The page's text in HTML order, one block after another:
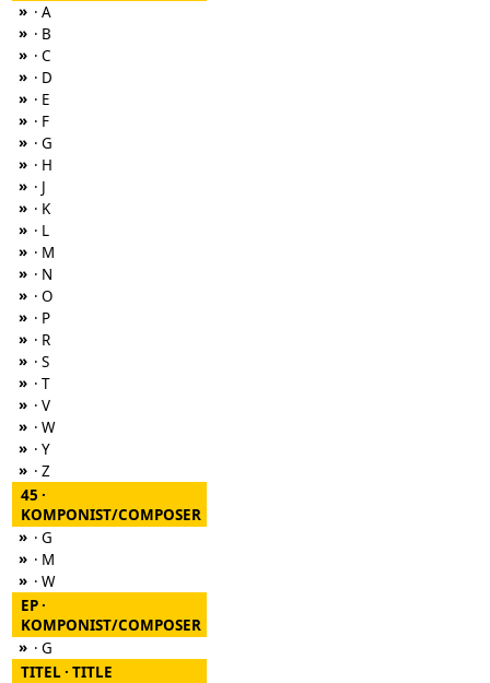
» · A
» · B
» · C
» · D
» · E
» · F
» · G
» · H
» · J
» · K
» · L
» · M
» · N
» · O
» · P
» · R
» · S
» · T
» · V
» · W
» · Y
» · Z
45 ·
KOMPONIST/COMPOSER
» · G
» · M
» · W
EP ·
KOMPONIST/COMPOSER
» · G
TITEL · TITLE